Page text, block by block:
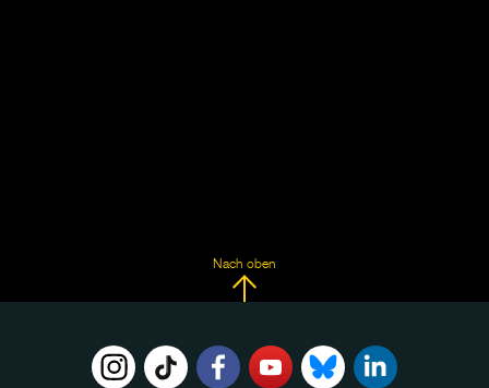
Nach oben